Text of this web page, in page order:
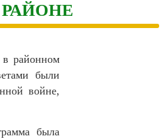
в районном
были
войне,
была